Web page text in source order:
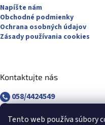
Tento web používa súbory
Napíšte nám
Obchodné podmienky
Ochrana osobných údajov
Zásady používania cookies
Kontaktujte nás
058/4424549